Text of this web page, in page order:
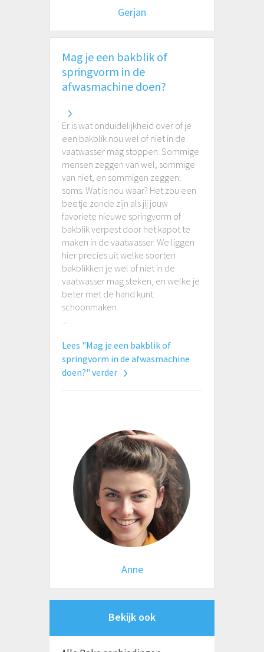
Gerjan
Mag je een bakblik of
springvorm in de
afwasmachine doen?
Er is wat onduidelijkheid over of je
een bakblik nou wel of niet in de
vaatwasser mag stoppen. Sommige
mensen zeggen van wel, sommige
van niet, en sommigen zeggen:
soms. Wat is nou waar? Het zou een
beetje zonde zijn als jij jouw
favoriete nieuwe springvorm of
bakblik verpest door het kapot te
maken in de vaatwasser. We liggen
hier precies uit welke soorten
bakblikken je wel of niet in de
vaatwasser mag steken, en welke je
beter met de hand kunt
schoonmaken.
...
Lees "Mag je een bakblik of
springvorm in de afwasmachine
doen?" verder
Anne
Bekijk ook